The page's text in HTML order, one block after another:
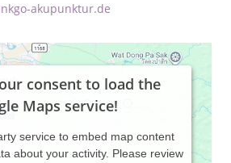
akupunktur.de
consent to load the
Maps service!
service to embed map content
about your activity. Please review